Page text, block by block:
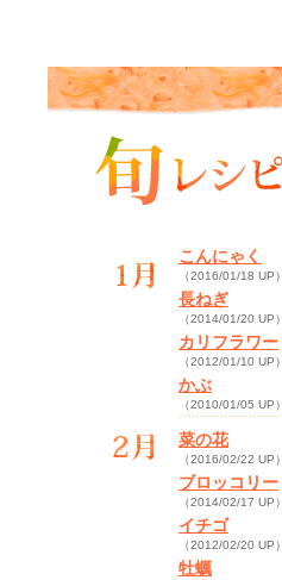
こんにゃく
（2016/01/18 UP）
長ねぎ
（2014/01/20 UP）
カリフラワー
（2012/01/10 UP）
かぶ
（2010/01/05 UP）
菜の花
（2016/02/22 UP）
ブロッコリー
（2014/02/17 UP）
イチゴ
（2012/02/20 UP）
牡蠣